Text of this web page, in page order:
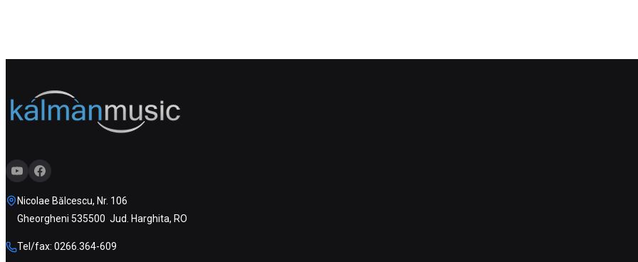
Nicolae Bălcescu, Nr. 106
Gheorgheni 535500 Jud. Harghita, RO
Tel/fax: 0266.364-609